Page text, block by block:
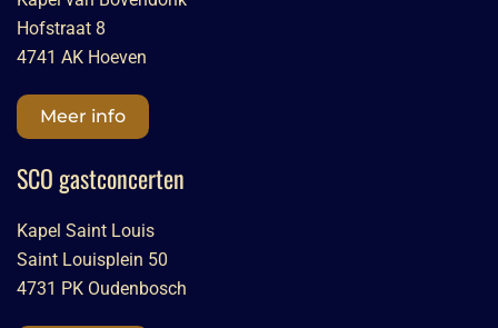
Hofstraat 8
4741 AK Hoeven
Meer info
SCO gastconcerten
Kapel Saint Louis
Saint Louisplein 50
4731 PK Oudenbosch